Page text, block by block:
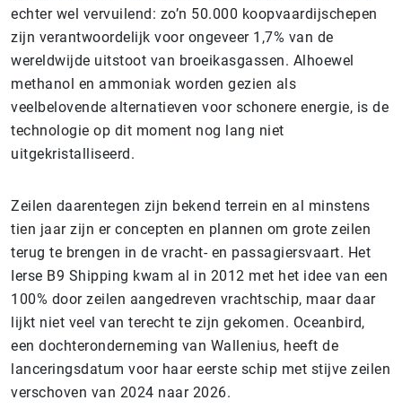
echter wel vervuilend: zo’n 50.000 koopvaardijschepen
zijn verantwoordelijk voor ongeveer 1,7% van de
wereldwijde uitstoot van broeikasgassen. Alhoewel
methanol en ammoniak worden gezien als
veelbelovende alternatieven voor schonere energie, is de
technologie op dit moment nog lang niet
uitgekristalliseerd.
Zeilen daarentegen zijn bekend terrein en al minstens
tien jaar zijn er concepten en plannen om grote zeilen
terug te brengen in de vracht- en passagiersvaart. Het
Ierse B9 Shipping kwam al in 2012 met het idee van een
100% door zeilen aangedreven vrachtschip, maar daar
lijkt niet veel van terecht te zijn gekomen. Oceanbird,
een dochteronderneming van Wallenius, heeft de
lanceringsdatum voor haar eerste schip met stijve zeilen
verschoven van 2024 naar 2026.